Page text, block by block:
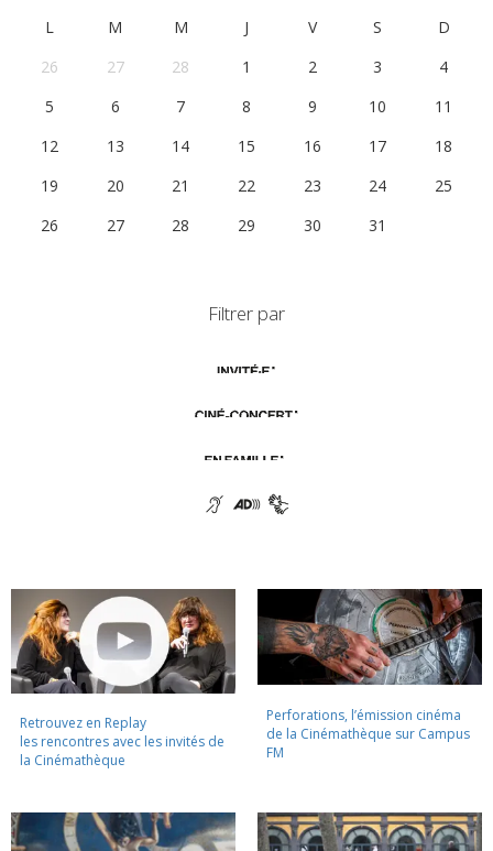
L M M J V S
D
26
27 28 1 2 3
4
5
6 7 8 9 10
11
12
13 14 15 16 17
18
19
20 21 22 23 24
25
26
27 28 29 30 31
Filtrer par
Retrouvez en Replay
les rencontres avec les invités de
la Cinémathèque
Perforations, l’émission cinéma
de la Cinémathèque sur Campus
FM